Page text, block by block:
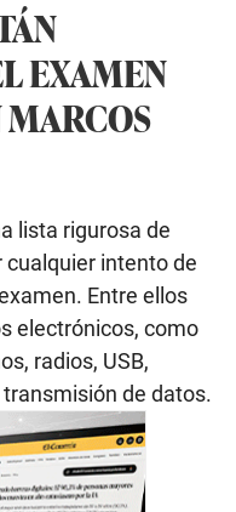
EXAMEN
lista rigurosa de
intento de
Entre ellos
electrónicos, como
radios, USB,
de datos.